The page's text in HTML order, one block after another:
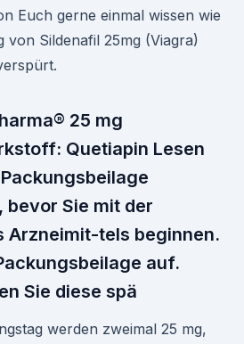
Euch gerne einmal wissen wie
von Sildenafil 25mg (Viagra)
25 mg
Quetiapin Lesen
Sie mit der
Arzneimit-tels beginnen.
auf.
Sie diese spä
werden zweimal 25 mg,